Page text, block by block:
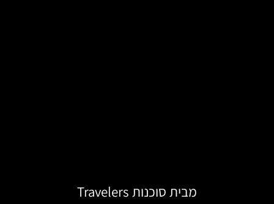
מבית סוכנות Travelers